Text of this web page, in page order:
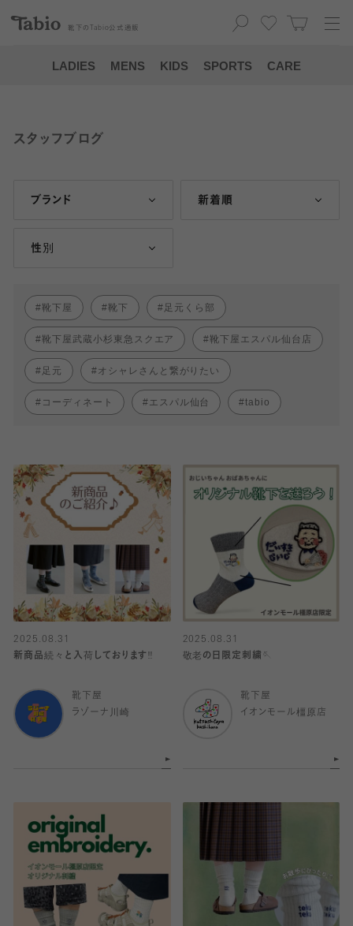
靴下の Tabio 公式通販
LADIES MENS KIDS SPORTS CARE
スタッフブログ
ブランド 新着順
性別
靴下屋 靴下 足元くら部
靴下屋武蔵小杉東急スクエア 靴下屋エスパル仙台店
足元 オシャレさんと繋がりたい
コーディネート エスパル仙台 tabio
2025.08.31
新商品続々と入荷しております‼️
靴下屋
ラゾーナ川崎
2025.08.31
敬老の日限定刺繍🪡
靴下屋
イオンモール橿原店